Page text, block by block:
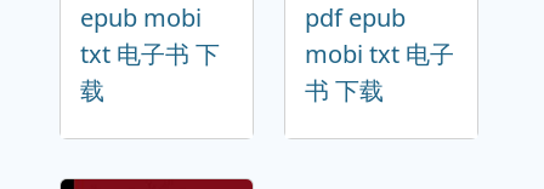
epub mobi
txt 电子书 下
载
pdf epub
mobi txt 电子
书 下载